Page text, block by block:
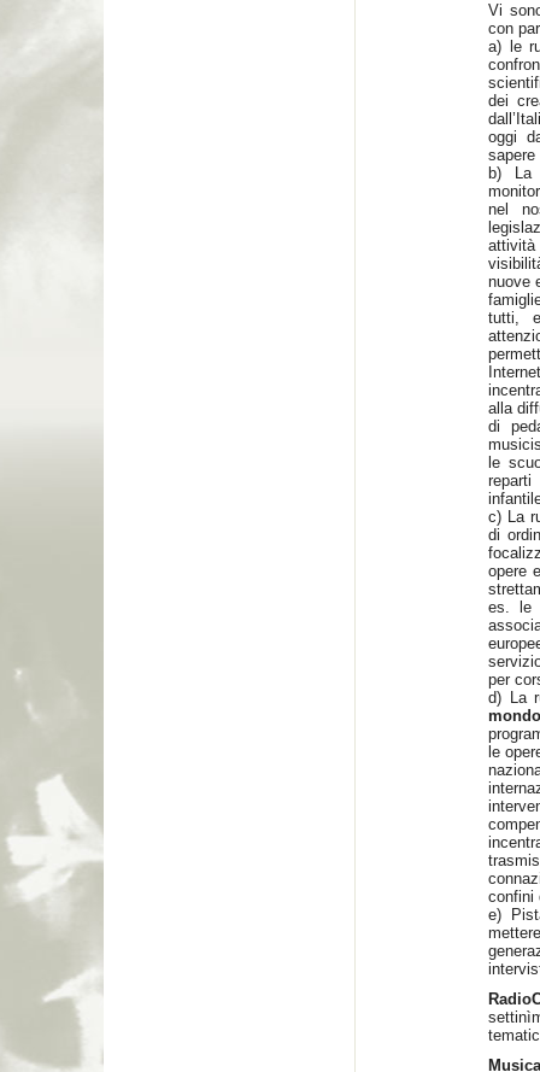
Vi
con
a) le
dei
oggi
sapere
b)
nel
nuove
tutti,
alla
di
le
c) La
di
opere
es. le
per
d) La
le
confini
e)